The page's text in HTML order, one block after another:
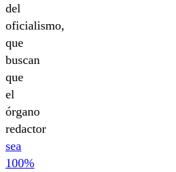
del
oficialismo,
que
buscan
que
el
órgano
redactor
sea
100%